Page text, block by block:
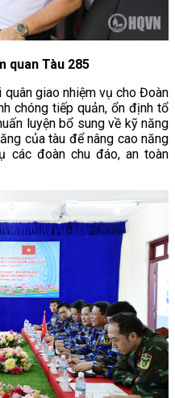
quan Tàu 285
giao nhiệm vụ cho Đoàn
chóng tiếp quản, ổn định tổ
luyện bổ sung về kỹ năng
của tàu để nâng cao năng
các đoàn chu đáo, an toàn